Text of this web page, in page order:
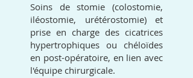
Soins de stomie (colostomie,
iléostomie, urétérostomie) et
prise en charge des cicatrices
hypertrophiques ou chéloïdes
en post-opératoire, en lien avec
l'équipe chirurgicale.